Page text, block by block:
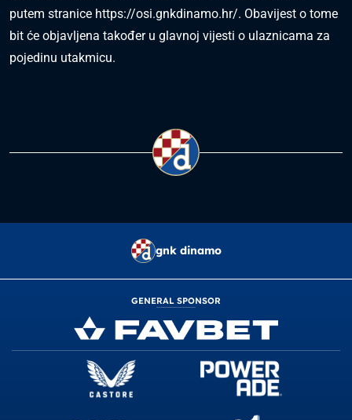
putem stranice https://osi.gnkdinamo.hr/. Obavijest o tome
bit će objavljena također u glavnoj vijesti o ulaznicama za
pojedinu utakmicu.
gnk dinamo
GENERAL SPONSOR